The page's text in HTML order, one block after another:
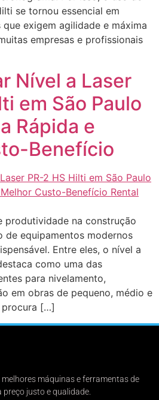
se tornou essencial em
exigem agilidade e máxima
empresas e profissionais
Nível a Laser
em São Paulo
Rápida e
Benefício
produtividade na construção
de equipamentos modernos
Entre eles, o nível a
como uma das
para nivelamento,
em obras de pequeno, médio e
procura […]
máquinas e ferramentas de
justo e qualidade.